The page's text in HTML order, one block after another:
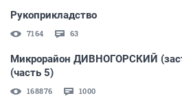
Рукоприкладство
7164 63
Микрорайон ДИВНОГОРСКИЙ
(часть 5)
168876 1000